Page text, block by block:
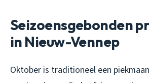
Seizoensgebonden
in Nieuw-Vennep
Oktober is traditioneel een